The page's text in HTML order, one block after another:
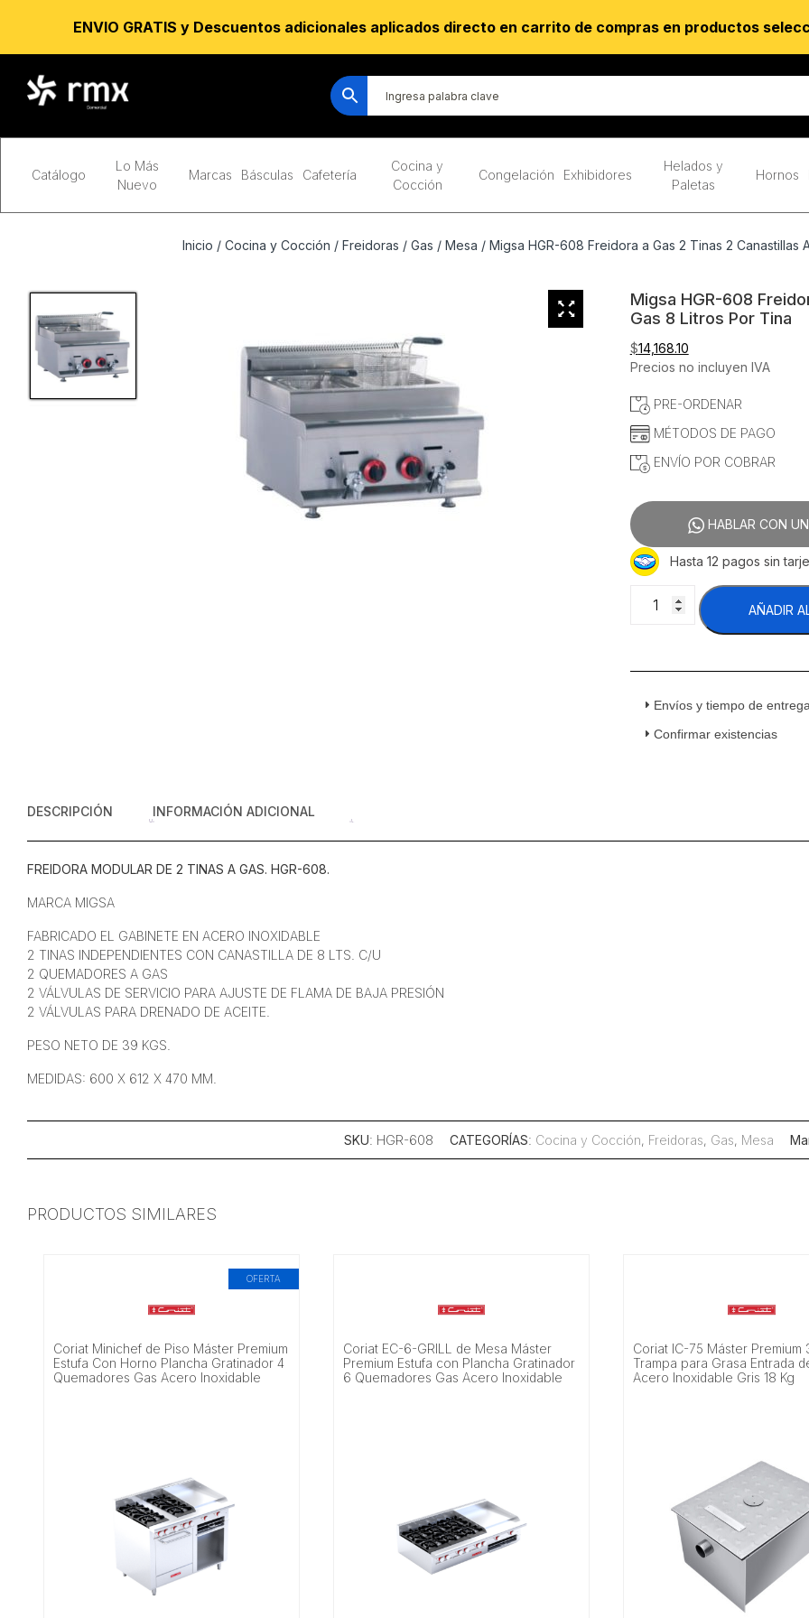
Catálogo
Lo Más
Nuevo
Marcas Básculas Cafetería
Cocina y
Cocción
Congelación Exhibidores
Helados y
Paletas
Hornos
Inicio / Cocina y Cocción / Freidoras / Gas / Mesa / Migsa HGR-608 Freidora a Gas 2 Tinas 2
Migsa HGR-608
Gas 8 Litros Por Tina
$14,168.10
Precios no incluyen IVA
PRE-ORDENAR
MÉTODOS DE PAGO
ENVÍO POR COBRAR
HABLAR CON
Hasta 12 pagos sin
HGR-
a
Tinas
8
AÑADIR
Envíos y tiempo de entrega
Confirmar existencias
DESCRIPCIÓN INFORMACIÓN ADICIONAL
FREIDORA MODULAR DE 2 TINAS A GAS. HGR-608.
MARCA MIGSA
FABRICADO EL GABINETE EN ACERO INOXIDABLE
2 TINAS INDEPENDIENTES CON CANASTILLA DE 8 LTS. C/U
2 QUEMADORES A GAS
2 VÁLVULAS DE SERVICIO PARA AJUSTE DE FLAMA DE BAJA PRESIÓN
2 VÁLVULAS PARA DRENADO DE ACEITE.
PESO NETO DE 39 KGS.
MEDIDAS: 600 X 612 X 470 MM.
SKU: HGR-608 CATEGORÍAS: Cocina y Cocción, Freidoras, Gas, Mesa
PRODUCTOS SIMILARES
OFERTA
Coriat Minichef de Piso Máster Premium
Estufa Con Horno Plancha Gratinador 4
Quemadores Gas Acero Inoxidable
Coriat EC-6-GRILL de Mesa Máster
Premium Estufa con Plancha Gratinador
6 Quemadores Gas Acero Inoxidable
Coriat IC-75 Máster Premium
Trampa para Grasa Entrada
Acero Inoxidable Gris 18 Kg
ENVIO GRATIS y Descuentos adicionales aplicados directo en carrito de compras en productos